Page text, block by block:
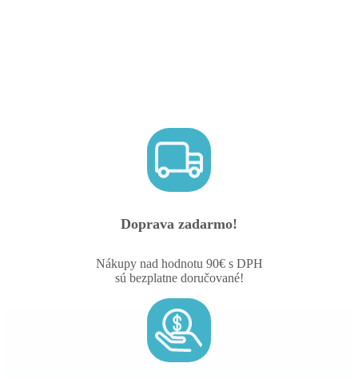
Doprava zadarmo!
Nákupy nad hodnotu 90€ s DPH
sú bezplatne doručované!